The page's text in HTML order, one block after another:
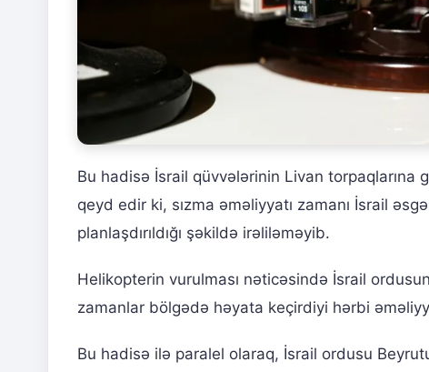
Bu hadisə İsrail qüvvələrinin Livan
qeyd edir ki, sızma əməliyyatı zamanı İsrail
planlaşdırıldığı şəkildə irəliləməyib.
Helikopterin vurulması nəticəsində İsrail
zamanlar bölgədə həyata keçirdiyi hərbi
Bu hadisə ilə paralel olaraq, İsrail ordusu